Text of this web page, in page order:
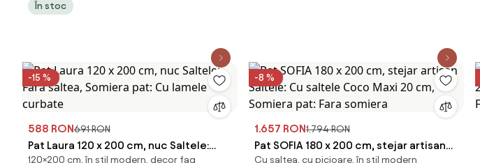
În stoc
-15 %
588 RON691 RON
Pat Laura 120 x 200 cm, nuc Saltele:
120×200 cm, în stil modern, decor fag
-8 %
1.657 RON1.794 RON
Pat SOFIA 180 x 200 cm, stejar artisan
Cu saltea, cu picioare, în stil modern